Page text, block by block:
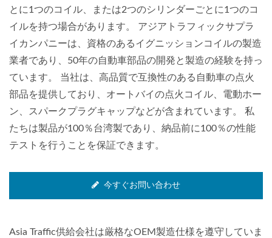
とに1つのコイル、または2つのシリンダーごとに1つのコ
イルを持つ場合があります。 アジアトラフィックサプラ
イカンパニーは、資格のあるイグニッションコイルの製造
業者であり、50年の自動車部品の開発と製造の経験を持っ
ています。 当社は、高品質で互換性のある自動車の点火
部品を提供しており、オートバイの点火コイル、電動ホー
ン、スパークプラグキャップなどが含まれています。 私
たちは製品が100％台湾製であり、納品前に100％の性能
テストを行うことを保証できます。
今すぐお問い合わせ
Asia Traffic供給会社は厳格なOEM製造仕様を遵守していま